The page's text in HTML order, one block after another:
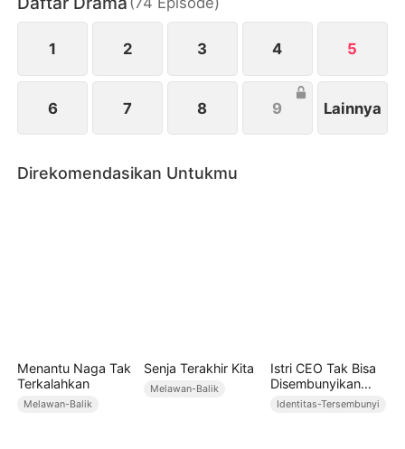
1 2 3 4 5
6 7 8 9 Lainnya
Direkomendasikan Untukmu
Menantu Naga Tak
Terkalahkan
Melawan-Balik
Senja Terakhir Kita
Melawan-Balik
Istri CEO Tak Bisa
Disembunyikan
(Sulih Suara)
Identitas-Tersembunyi